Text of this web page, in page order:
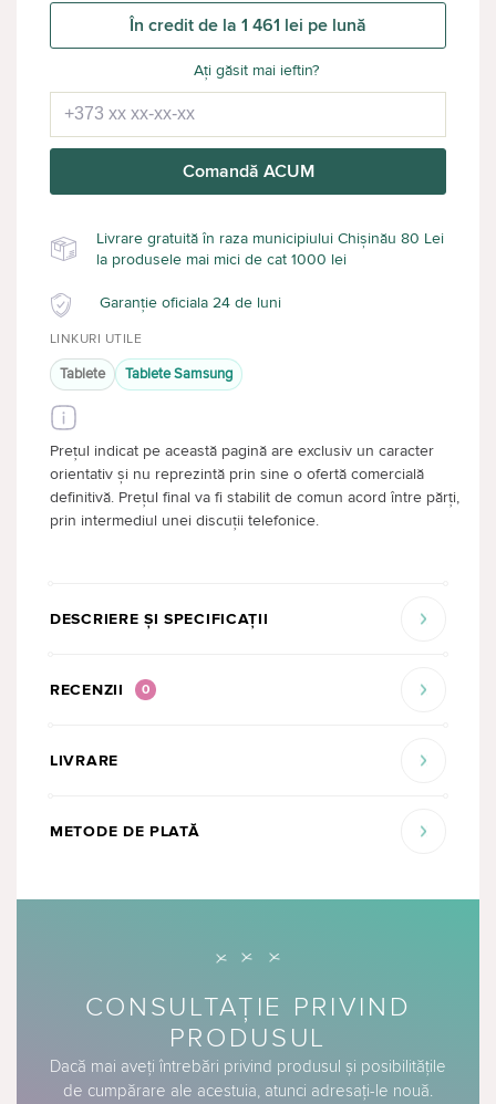
În credit de la 1 461 lei pe lună
Ați găsit mai ieftin?
Comandă ACUM
Livrare gratuită în raza municipiului Chișinău 80 Lei
la produsele mai mici de cat 1000 lei
Garanție oficiala 24 de luni
LINKURI UTILE
Tablete Tablete Samsung
Prețul indicat pe această pagină are exclusiv un caracter
orientativ și nu reprezintă prin sine o ofertă comercială
definitivă. Prețul final va fi stabilit de comun acord între părți,
prin intermediul unei discuții telefonice.
DESCRIERE ȘI SPECIFICAȚII
RECENZII 0
LIVRARE
METODE DE PLATĂ
CONSULTAȚIE PRIVIND
PRODUSUL
Dacă mai aveți întrebări privind produsul și posibilitățile
de cumpărare ale acestuia, atunci adresați-le nouă.